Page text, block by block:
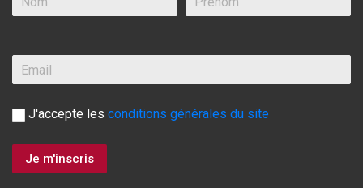
J'accepte les conditions générales du site